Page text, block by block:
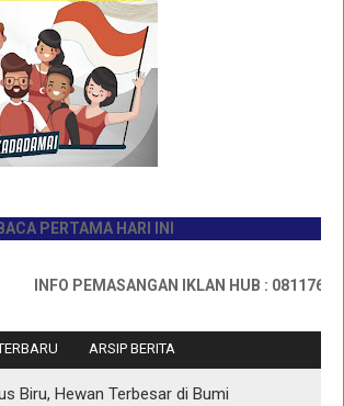
HARI INI
INFO PEMASANGAN IKLAN HUB : 0811767335
ARSIP BERITA
Biru, Hewan Terbesar di Bumi